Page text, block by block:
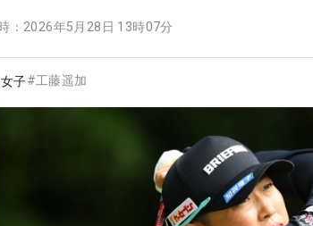
： 2026年5月28日 13時07分
子#工藤遥加